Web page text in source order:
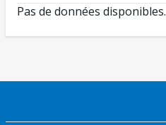
Pas de données disponibles.